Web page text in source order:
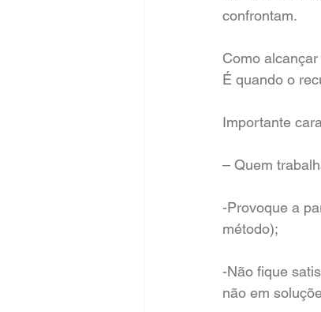
confrontam.
Como
É quando o
Importante
– Quem
-Provoque a
método);
-Não fique
não em